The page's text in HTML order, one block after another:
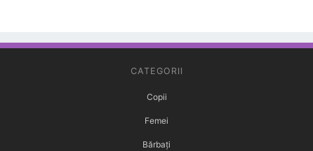
CATEGORII
Copii
Femei
Bărbați